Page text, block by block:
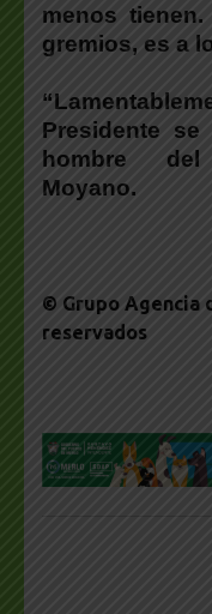
menos
gremios, es a
Presidente
hombre
Moyano.
© Grupo Agencia
reservados